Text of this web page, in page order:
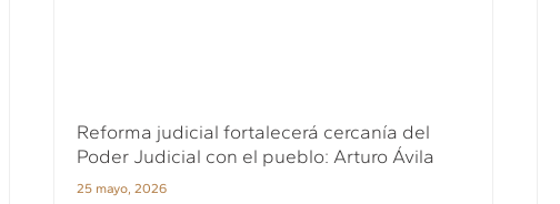
Reforma judicial fortalecerá cercanía del
Poder Judicial con el pueblo: Arturo Ávila
25 mayo, 2026